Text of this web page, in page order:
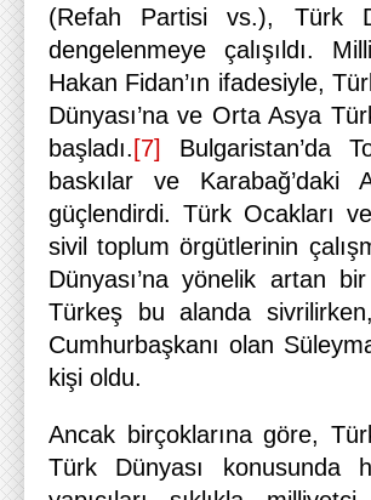
(Refah Partisi vs.), Türk
dengelenmeye çalışıldı.
Hakan Fidan’ın ifadesiyle,
Dünyası’na ve Orta Asya
başladı. [7]
Bulgaristan’da
baskılar ve Karabağ’daki
güçlendirdi. Türk Ocakları
sivil toplum örgütlerinin
Dünyası’na yönelik artan
Türkeş bu alanda
Cumhurbaşkanı olan
kişi oldu.
Ancak birçoklarına göre,
Türk Dünyası konusunda